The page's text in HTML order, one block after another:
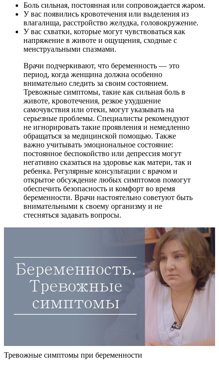
Боль сильная, постоянная или сопровождается жаром.
У вас появились кровотечения или выделения из
влагалища, расстройство желудка, головокружение.
У вас схватки, которые могут чувствоваться как
напряжение в животе и ощущения, сходные с
менструальными спазмами.
Врачи подчеркивают, что беременность — это
период, когда женщина должна особенно
внимательно следить за своим состоянием.
Тревожные симптомы, такие как сильная боль в
животе, кровотечения, резкое ухудшение
самочувствия или отеки, могут указывать на
серьезные проблемы. Специалисты рекомендуют
не игнорировать такие проявления и немедленно
обращаться за медицинской помощью. Также
важно учитывать эмоциональное состояние:
постоянное беспокойство или депрессия могут
негативно сказаться на здоровье как матери, так и
ребенка. Регулярные консультации с врачом и
открытое обсуждение любых симптомов помогут
обеспечить безопасность и комфорт во время
беременности. Врачи настоятельно советуют быть
внимательными к своему организму и не
стесняться задавать вопросы.
Тревожные симптомы при беременности